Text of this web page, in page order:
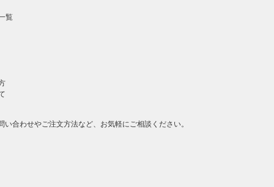
覧
い合わせやご注文方法など、お気軽にご相談ください。